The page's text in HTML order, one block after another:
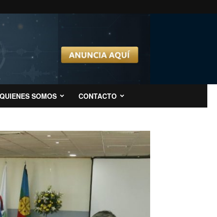
QUIENES SOMOS CONTACTO